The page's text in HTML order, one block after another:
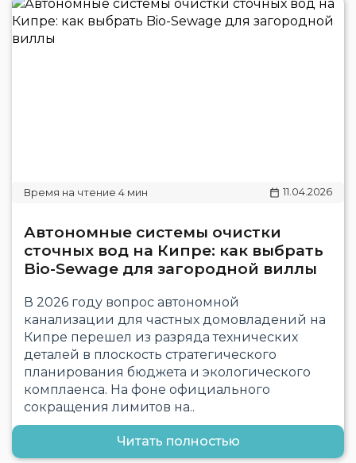
11.04.2026
Автономные системы очистки
сточных вод на Кипре: как выбрать
Bio-Sewage для загородной виллы
В 2026 году вопрос автономной
канализации для частных домовладений на
Кипре перешел из разряда технических
деталей в плоскость стратегического
планирования бюджета и экологического
комплаенса. На фоне официального
сокращения лимитов на..
Читать полностью